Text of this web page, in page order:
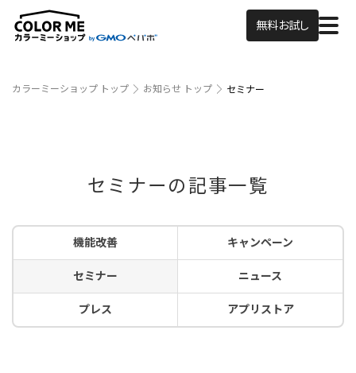
無料お試し
カラーミーショップ トップ お知らせ トップ セミナー
セミナーの記事一覧
機能改善 キャンペーン
セミナー ニュース
プレス アプリストア